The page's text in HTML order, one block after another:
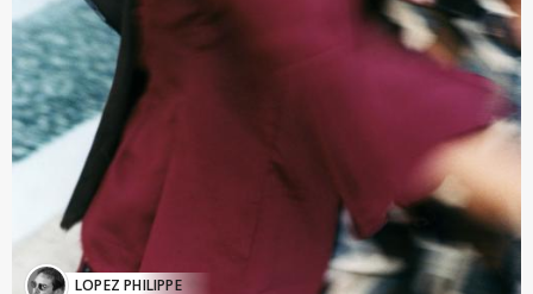
LOPEZ PHILIPPE